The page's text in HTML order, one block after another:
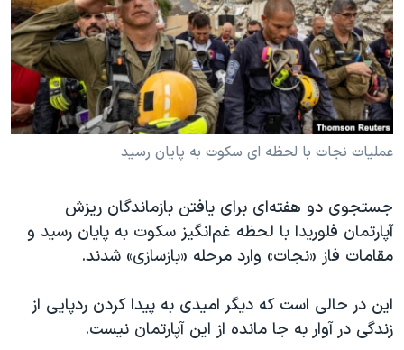
فرهنگ و زندگی
حقوق شهروندی
اقتصادی
علم و فناوری
اسرائیل در جنگ
آرشیو پخش زنده
مستندها
انتخابات ریاست جمهوری آمریکا ۲۰۲۴
حمله جمهوری اسلامی به اسرائیل
رمز مهسا
ورزش زنان در ایران
مجموعه مستندهای دادخواهی
تریبونال مردمی آبان ۹۸
چهل سال گروگان‌گیری
قانون شفافیت دارائی کادر رهبری ایران
دنبال کنید
زبانهای مختلف
عملیات نجات با لحظه ای سکوت به پایان رسید
جستجوی دو هفته‌ای برای یافتن بازماندگان ریزش
آپارتمان فلوریدا با لحظه غم‌انگیز سکوت به پایان رسید و
مقامات فاز «نجات» وارد مرحله «بازسازی» شدند.
این در حالی است که دیگر امیدی به پیدا کردن ردپایی از
زندگی در آوار به جا مانده از این آ‌‌پارتمان نیست.